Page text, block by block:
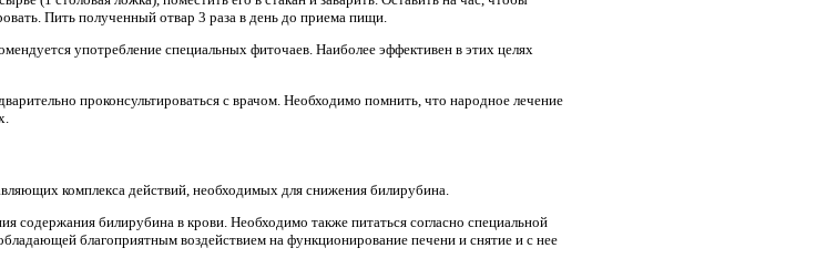
Пить полученный отвар 3 раза в день до приема пищи.
употребление специальных фиточаев. Наиболее эффективен в этих целях
проконсультироваться с врачом. Необходимо помнить, что народное лечение
комплекса действий, необходимых для снижения билирубина.
содержания билирубина в крови. Необходимо также питаться согласно специальной
благоприятным воздействием на функционирование печени и снятие и с нее